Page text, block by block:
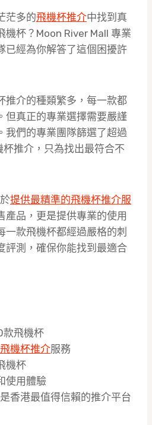
茫多的飛機杯推介中找到真
機杯？Moon River Mall 專業
已經為你解答了這個困擾許
推介的種類繁多，每一款都
但真正的專業選擇需要嚴謹
我們的專業團隊篩選了超過
推介，只為找出最符合不
提供最精準的飛機杯推介服
產品，更是提供專業的使用
一款飛機杯都經過嚴格的刺
評測，確保你能找到最適合
款飛機杯
飛機杯推介服務
機杯
使用體驗
香港最值得信賴的推介平台